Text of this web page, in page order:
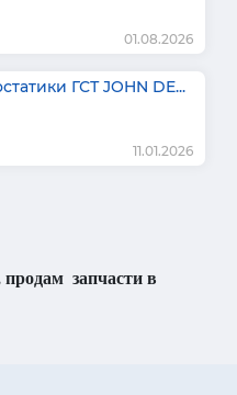
01.08.2026
ГСТ JOHN DE...
11.01.2026
запчасти в